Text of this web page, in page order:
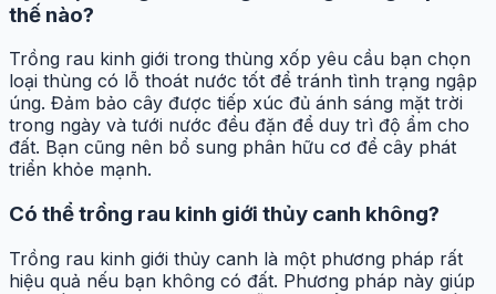
thế nào?
Trồng rau kinh giới trong thùng xốp yêu cầu bạn chọn
loại thùng có lỗ thoát nước tốt để tránh tình trạng ngập
úng. Đảm bảo cây được tiếp xúc đủ ánh sáng mặt trời
trong ngày và tưới nước đều đặn để duy trì độ ẩm cho
đất. Bạn cũng nên bổ sung phân hữu cơ để cây phát
triển khỏe mạnh.
Có thể trồng rau kinh giới thủy canh không?
Trồng rau kinh giới thủy canh là một phương pháp rất
hiệu quả nếu bạn không có đất. Phương pháp này giúp